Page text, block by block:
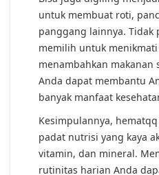
untuk membuat roti,
panggang lainnya. Tidak
memilih untuk
menambahkan
Anda dapat membantu
banyak manfaat
Kesimpulannya,
padat nutrisi yang kaya
vitamin, dan mineral.
rutinitas harian Anda